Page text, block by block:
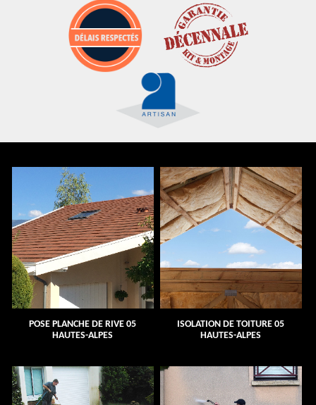
POSE PLANCHE DE RIVE 05
HAUTES-ALPES
ISOLATION DE TOITURE 05
HAUTES-ALPES